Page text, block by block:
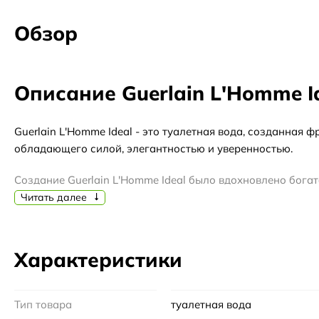
Обзор
Описание Guerlain L'Homme
Guerlain L'Homme Ideal - это туалетная вода,
обладающего силой, элегантностью и уверенностью.
Создание Guerlain L'Homme Ideal было вдохновлено
пор Guerlain стал одним из самых престижных и
дерево, придавая аромату глубину и соблазнительность.
Читать далее
Характеристики
Тип товара туалетная вода